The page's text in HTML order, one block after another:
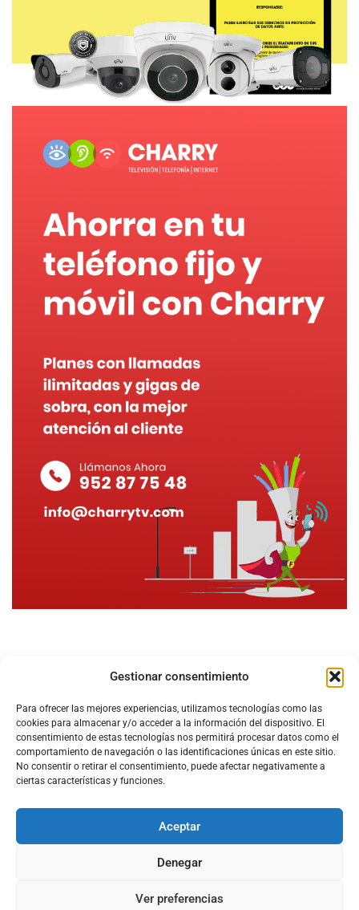
Gestionar consentimiento
Para ofrecer las mejores experiencias, utilizamos tecnologías como las
cookies para almacenar y/o acceder a la información del dispositivo. El
consentimiento de estas tecnologías nos permitirá procesar datos como el
comportamiento de navegación o las identificaciones únicas en este sitio.
No consentir o retirar el consentimiento, puede afectar negativamente a
ciertas características y funciones.
Aceptar
Denegar
Ver preferencias